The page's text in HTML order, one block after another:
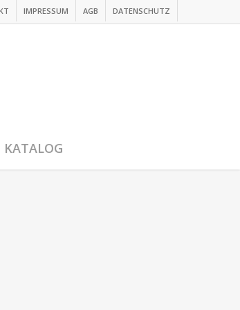
IMPRESSUM AGB DATENSCHUTZ
KATALOG